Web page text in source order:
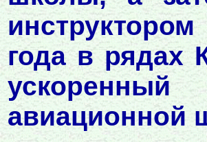
года в рядах
авиационной